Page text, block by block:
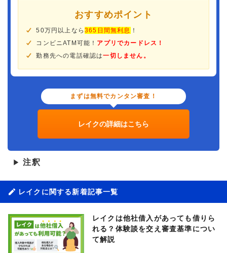
おすすめポイント
50万円以上なら365日間無利息
！
コンビニATM可能！ アプリでカードレス！
勤務先への電話確認は一切しません。
まずは無料でカンタン審査！
レイクの詳細はこちら
▶ 注釈
レイクに関する新着記事一覧
レイクは他社借入があっても借りら
れる？体験談を交え審査基準につい
て解説